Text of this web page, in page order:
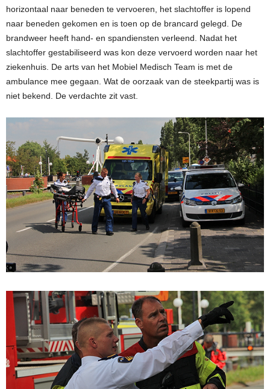
horizontaal naar beneden te vervoeren, het slachtoffer is lopend
naar beneden gekomen en is toen op de brancard gelegd. De
brandweer heeft hand- en spandiensten verleend. Nadat het
slachtoffer gestabiliseerd was kon deze vervoerd worden naar het
ziekenhuis. De arts van het Mobiel Medisch Team is met de
ambulance mee gegaan. Wat de oorzaak van de steekpartij was is
niet bekend. De verdachte zit vast.